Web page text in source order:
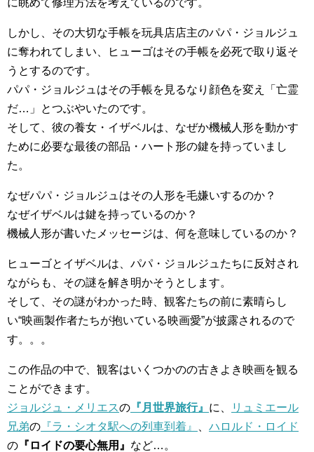
に眺めて修理方法を考えているのです。
しかし、その大切な手帳を玩具店店主のパパ・ジョルジュ
に奪われてしまい、ヒューゴはその手帳を必死で取り返そ
うとするのです。
パパ・ジョルジュはその手帳を見るなり顔色を変え「亡霊
だ…」とつぶやいたのです。
そして、彼の養女・イザベルは、なぜか機械人形を動かす
ために必要な最後の部品・ハート形の鍵を持っていまし
た。
なぜパパ・ジョルジュはその人形を毛嫌いするのか？
なぜイザベルは鍵を持っているのか？
機械人形が書いたメッセージは、何を意味しているのか？
ヒューゴとイザベルは、パパ・ジョルジュたちに反対され
ながらも、その謎を解き明かそうとします。
そして、その謎がわかった時、観客たちの前に素晴らし
い“映画製作者たちが抱いている映画愛”が披露されるので
す。。。
この作品の中で、観客はいくつかのの古きよき映画を観る
ことができます。
ジョルジュ・メリエスの 『月世界旅行』 に、
リュミエール
兄弟の 『ラ・シオタ駅への列車到着』
ハロルド・ロイド
の 『ロイドの要心無用』 など…。